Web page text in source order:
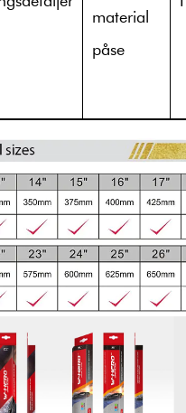
material
påse